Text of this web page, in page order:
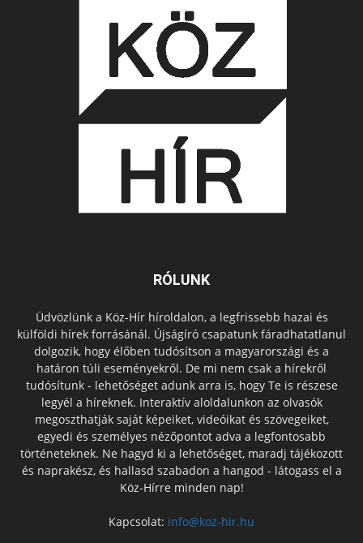
RÓLUNK
Üdvözlünk a Köz-Hír híroldalon, a legfrissebb hazai és
külföldi hírek forrásánál. Újságíró csapatunk fáradhatatlanul
dolgozik, hogy élőben tudósítson a magyarországi és a
határon túli eseményekről. De mi nem csak a hírekről
tudósítunk - lehetőséget adunk arra is, hogy Te is részese
legyél a híreknek. Interaktív aloldalunkon az olvasók
megoszthatják saját képeiket, videóikat és szövegeiket,
egyedi és személyes nézőpontot adva a legfontosabb
történeteknek. Ne hagyd ki a lehetőséget, maradj tájékozott
és naprakész, és hallasd szabadon a hangod - látogass el a
Köz-Hírre minden nap!
Kapcsolat: info@koz-hir.hu